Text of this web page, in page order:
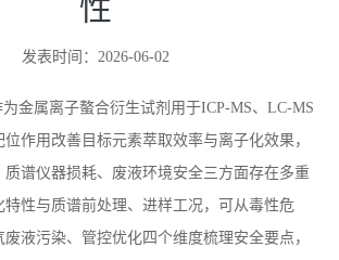
性
发表时间：2026-06-02
金属离子螯合衍生试剂用于ICP-MS、 LC-MS
作用改善目标元素萃取效率与离子化效果，
谱仪器损耗、废液环境安全三方面存在多重
特性与质谱前处理、进样工况，可从毒性危
液污染、管控优化四个维度梳理安全要点，